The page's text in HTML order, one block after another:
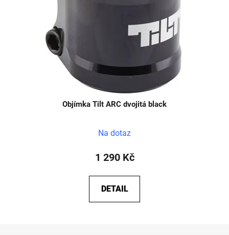
Objímka Tilt ARC dvojitá black
Na dotaz
1 290 Kč
DETAIL